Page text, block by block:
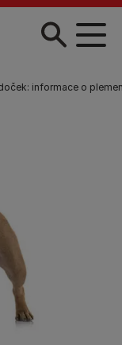
informace o